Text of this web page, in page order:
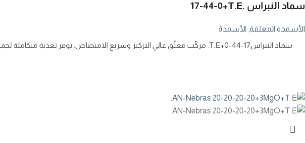
سماد النبراس 17-44-0+T.E.
الأسمدة المعلقة الأسمدة